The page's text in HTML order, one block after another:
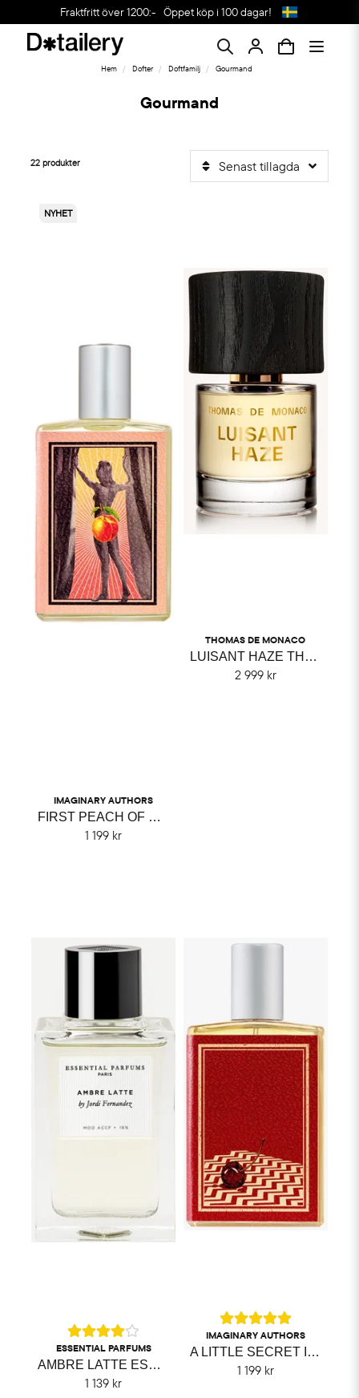
Fraktfritt över 1200:- Öppet köp i 100 dagar!
Hem Dofter Doftfamilj Gourmand
Gourmand
22 produkter Senast tillagda
IMAGINARY AUTHORS
FIRST PEACH OF THE SEASON IMAGINARY AUTHORS
1 199 kr
NYHET
THOMAS DE MONACO
LUISANT HAZE THOMAS DE MONACO
2 999 kr
ESSENTIAL PARFUMS
AMBRE LATTE ESSENTIAL PARFUMS
1 139 kr
IMAGINARY AUTHORS
A LITTLE SECRET IMAGINARY AUTHORS
1 199 kr